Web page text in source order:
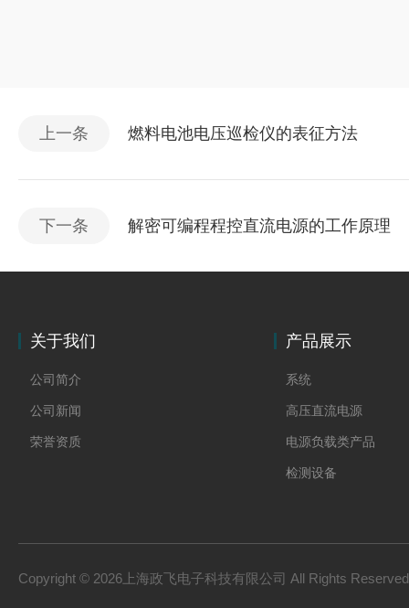
上一条 燃料电池电压巡检仪的表征方法
下一条 解密可编程程控直流电源的工作原理
关于我们
公司简介
公司新闻
荣誉资质
产品展示
系统
高压直流电源
电源负载类产品
检测设备
Copyright © 2026上海政飞电子科技有限公司 All Rights